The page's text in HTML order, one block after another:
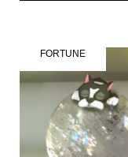
FORTUNE